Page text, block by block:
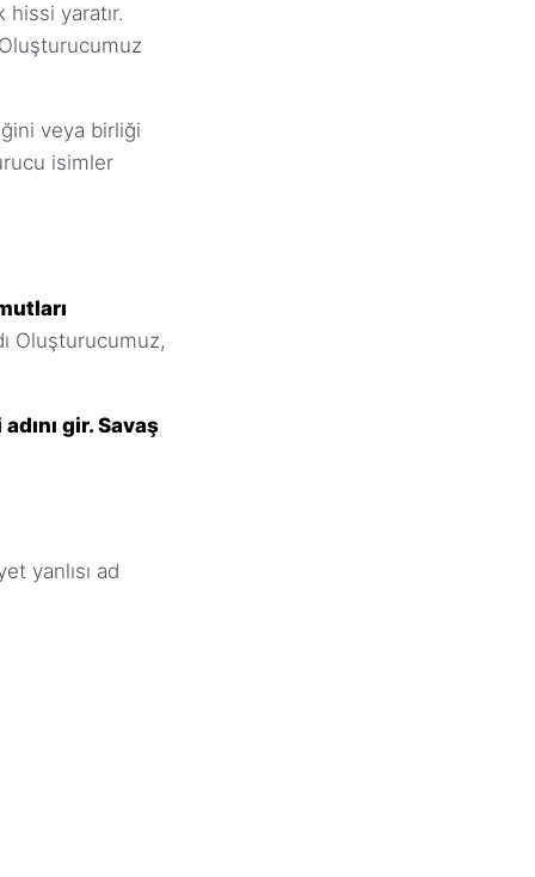
hissi yaratır.
veya birliği
isimler
Oluşturucumuz,
gir. Savaş
yanlısı ad